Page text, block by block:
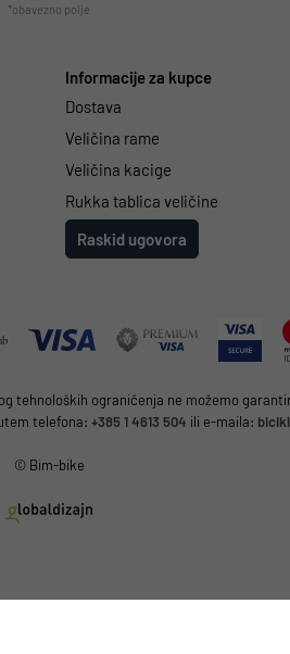
*obavezno polje
Informacije za kupce
Dostava
Veličina rame
Veličina kacige
Rukka tablica veličine
Raskid ugovora
tehnoloških ograničenja ne možemo
telefona: +385 1 4613 504 ili e-maila:
© Bim-bike